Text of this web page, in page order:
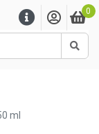
0
ml